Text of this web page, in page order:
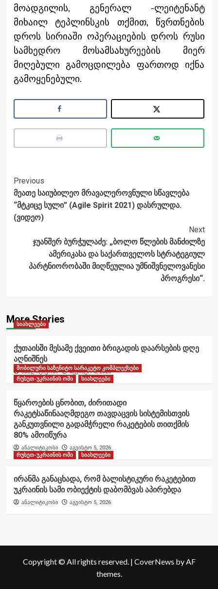
მოადგილის, გენერალ -ლეიტენანტ
მიხაილ ტეპლინსკის თქმით, წვრთნების
დროს სირიაში ოპერაციების დროს რუსი
სამხედრო მოსამსახურეების მიერ
მიღებული გამოცდილება ფართოდ იქნა
გამოყენებული.
Post
Navigation
Previous
მეათე საიუბილეო მრავალეროვნული სწავლება
“მტკიცე სული” (Agile Spirit 2021) დასრულდა.
(ვიდეო)
Next
ჯუანშერ ბურჭულაძე: „ბოლო წლების მანძილზე
ამერიკასა და საქართველოს სტრატეგიულ
პარტნიორობაში მიღწეულია უმნიშვნელოვანესი
პროგრესი“.
More Stories
სიახლეები
ქუთაისში მესამე ქვეითი ბრიგადის დაარსების დღე
აღნიშნეს
ანალიტიკოსი აგვისტო 6, 2026
მობილური საზენიტო სარაკეტო კომპლექსები
რუსეთ-უკრაინის ომი
სიახლეები
წყაროების ცნობით, ძირითადი
რაკეტსაწინააღმდეგო თავდაცვის სისტემისთვის
განკუთვნილი გადამჭრელი რაკეტების თითქმის
80% ამოიწურა
ანალიტიკოსი
აგვისტო 5, 2026
რუსეთ-უკრაინის ომი
სიახლეები
ირანმა განაცხადა, რომ ბალისტიკური რაკეტებით
უკრაინის სამი ობიექტის დაბომბვას აპირებდა
ანალიტიკოსი აგვისტო 5, 2026
Copyright © All rights reserved. | CoverNews by AF
themes.